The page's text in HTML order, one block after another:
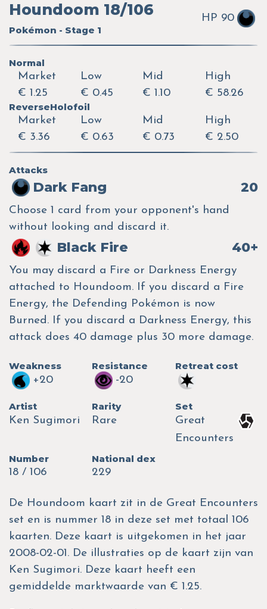
Houndoom 18/106
Pokémon - Stage 1
HP 90
Normal
Market
€ 1.25
Low
€ 0.45
Mid
€ 1.10
High
€ 58.26
ReverseHolofoil
Market
€ 3.36
Low
€ 0.63
Mid
€ 0.73
High
€ 2.50
Attacks
Dark Fang 20
Choose 1 card from your opponent's hand
without looking and discard it.
Black Fire 40+
You may discard a Fire or Darkness Energy
attached to Houndoom. If you discard a Fire
Energy, the Defending Pokémon is now
Burned. If you discard a Darkness Energy, this
attack does 40 damage plus 30 more damage.
Weakness
+20
Resistance
-20
Retreat cost
Artist
Ken Sugimori
Rarity
Rare
Set
Great
Encounters
Number
18 / 106
National dex
229
De Houndoom kaart zit in de Great Encounters
set en is nummer 18 in deze set met totaal 106
kaarten. Deze kaart is uitgekomen in het jaar
2008-02-01. De illustraties op de kaart zijn van
Ken Sugimori. Deze kaart heeft een
gemiddelde marktwaarde van € 1.25.